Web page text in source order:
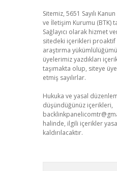
Sitemiz, 5651 Sayılı
ve İletişim Kurumu (BTK)
Sağlayıcı olarak hizmet
sitedeki içerikleri
araştırma
üyelerimiz yazdıkları
taşımakta olup, siteye
etmiş sayılırlar.
Hukuka ve yasal
düşündüğünüz içerikleri,
halinde, ilgili içerikler
kaldırılacaktır.